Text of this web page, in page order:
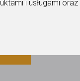
i usługami